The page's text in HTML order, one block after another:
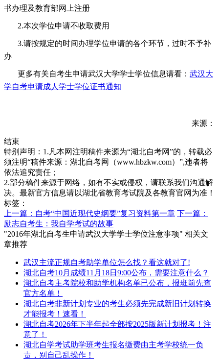
书办理及教育部网上注册
2.本次学位申请不收取费用
3.请按规定的时间办理学位申请的各个环节，过时不予补
办
更多有关自考生申请武汉大学学士学位信息请看： 武汉大
学自考申请成人学士学位证书通知
来源：
结束
特别声明：1.凡本网注明稿件来源为“湖北自考网”的，转载必
须注明“稿件来源：湖北自考网（www.hbzkw.com）”,违者将
依法追究责任；
2.部分稿件来源于网络，如有不实或侵权，请联系我们沟通解
决。最新官方信息请以湖北省教育考试院及各教育官网为准！
标签：
上一篇：自考“中国近现代史纲要”复习资料第一章 下一篇：
励志自考生：我自学考试的故事
"2016年湖北自考生申请武汉大学学士学位注意事项" 相关文
章推荐
武汉主流正规自考助学单位怎么找？看这就对了!
湖北自考10月成绩11月18日9:00公布，需要注意什么？
湖北自考主考院校和助学机构名单已公布，报班前先查
官方名单！
湖北自考非新计划专业的考生必须先完成新旧计划转换
才能报考！速看！
湖北自考2026年下半年起全部按2025版新计划报考！注
意了！
湖北自学考试助学班考生报名缴费由主考学校统一负
责，别自己乱操作！